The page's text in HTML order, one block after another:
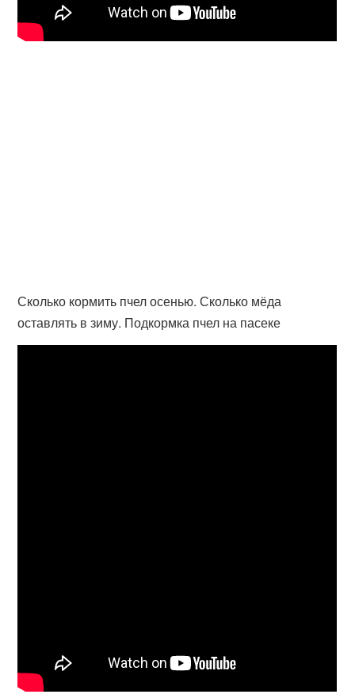
Сколько кормить пчел осенью. Сколько мёда
оставлять в зиму. Подкормка пчел на пасеке